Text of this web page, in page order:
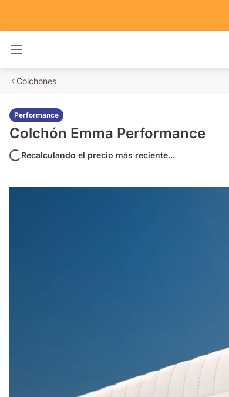
Colchones
Performance
Colchón Emma Performance
Recalculando el precio más reciente...